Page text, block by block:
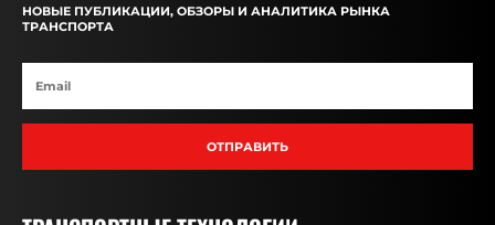
НОВЫЕ ПУБЛИКАЦИИ, ОБЗОРЫ И АНАЛИТИКА РЫНКА
ТРАНСПОРТА
ОТПРАВИТЬ